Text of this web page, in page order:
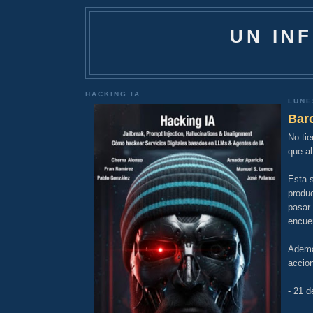
UN
HACKING IA
No
que
Esta
pasar
- 21